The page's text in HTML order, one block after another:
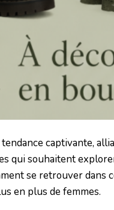
captivante,
qui souhaitent
se retrouver
en plus de femmes.